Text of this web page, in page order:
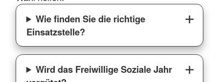
Wie finden Sie die richtige
Einsatzstelle?
Wird das Freiwillige Soziale Jahr